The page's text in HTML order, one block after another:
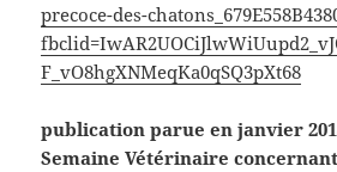
precoce-des-
F_vO8hgXNMeqKa0qSQ3pXt68
publication parue en janvier
Semaine Vétérinaire